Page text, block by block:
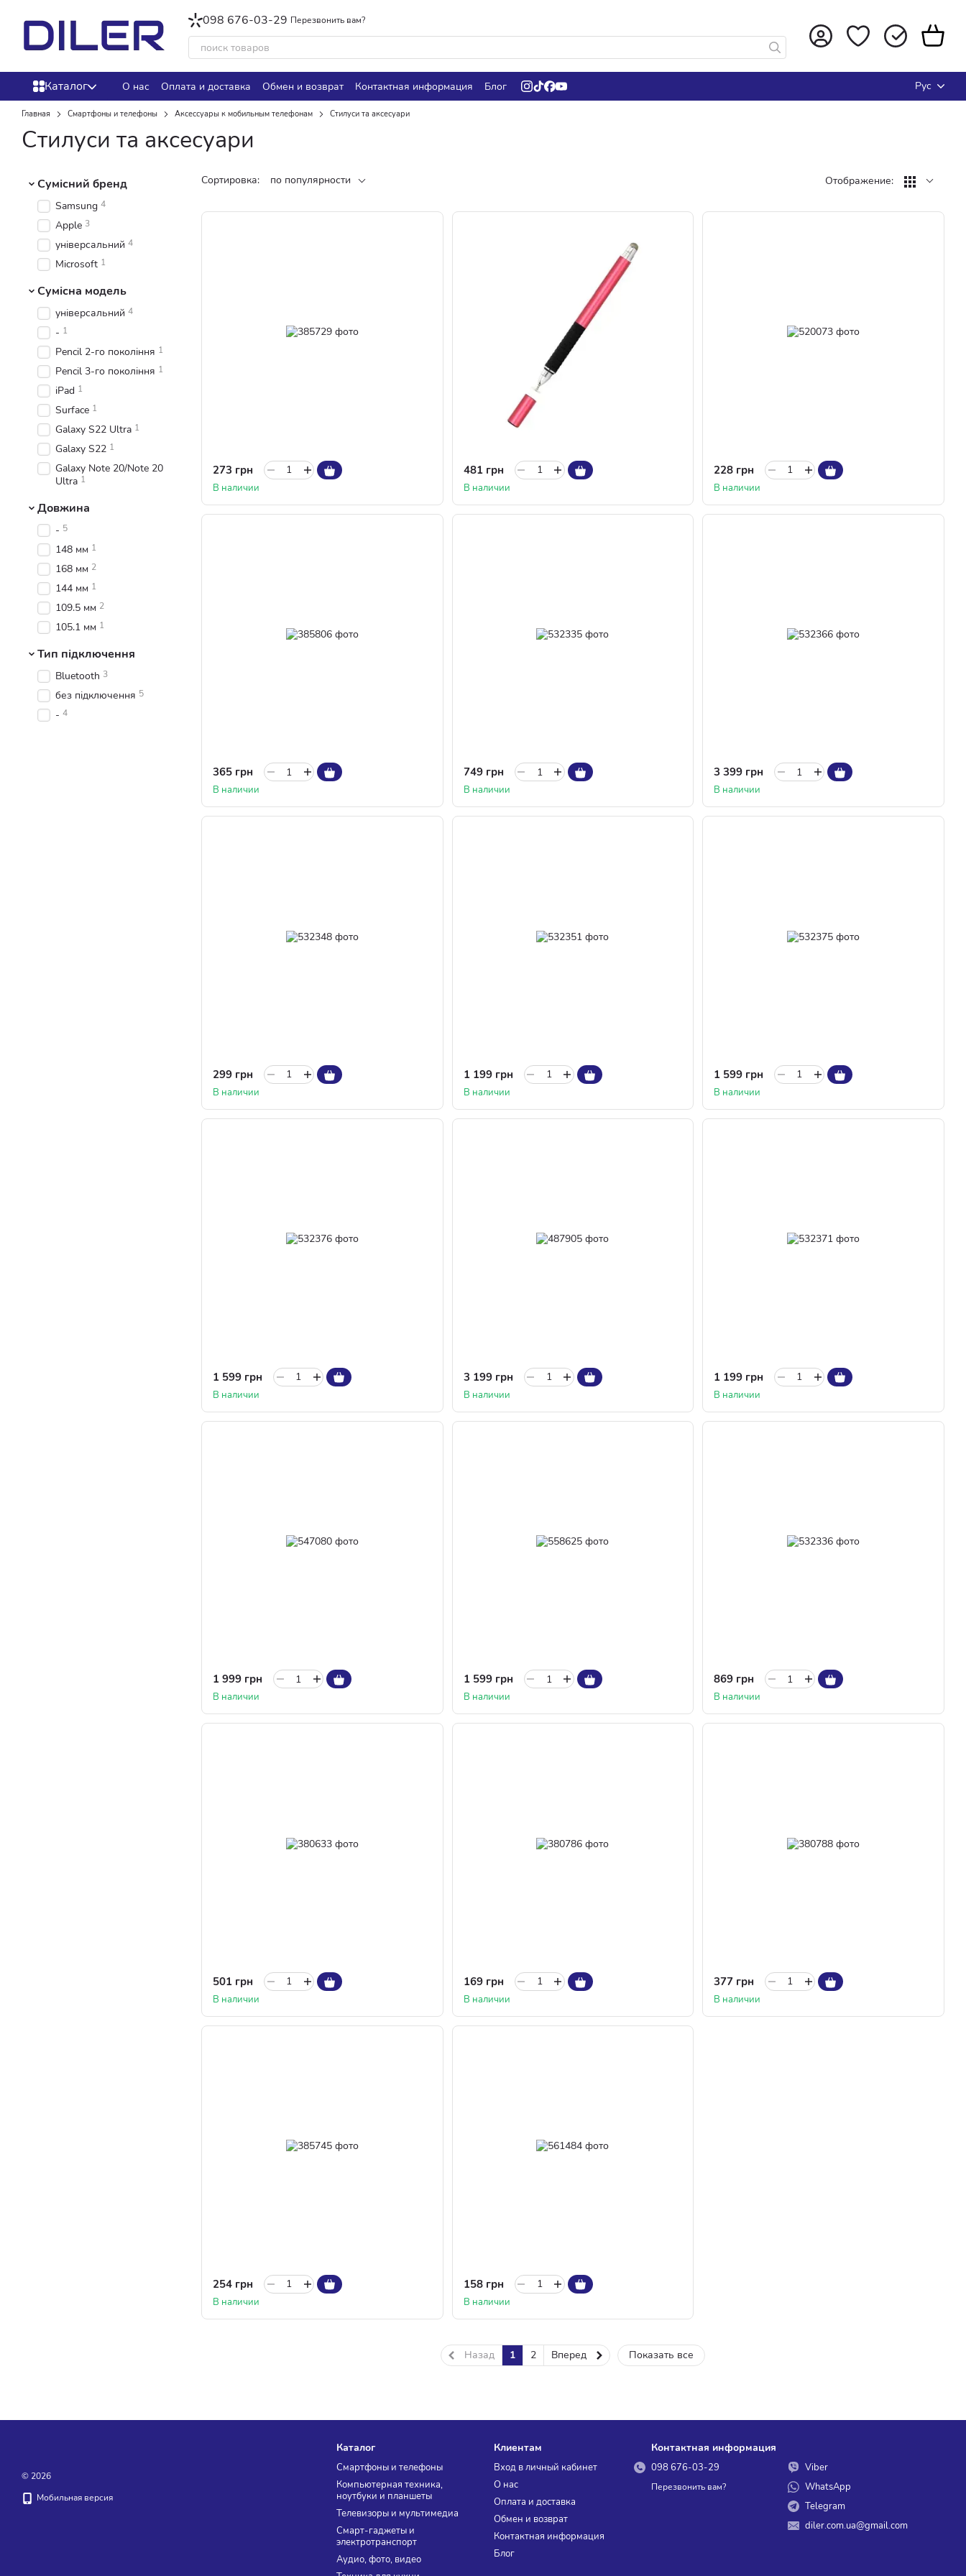
098 676-03-29 Перезвонить вам?
Каталог О нас Оплата и доставка Обмен и возврат Контактная информация Блог Рус
Главная Смартфоны и телефоны Аксессуары к мобильным телефонам Стилуси та аксесуари
Стилуси та аксесуари
Сортировка: по популярности Отображение:
273 грн
В наличии
481 грн
В наличии
228 грн
В наличии
365 грн
В наличии
749 грн
В наличии
3 399 грн
В наличии
299 грн
В наличии
1 199 грн
В наличии
1 599 грн
В наличии
1 599 грн
В наличии
3 199 грн
В наличии
1 199 грн
В наличии
1 999 грн
В наличии
1 599 грн
В наличии
869 грн
В наличии
501 грн
В наличии
169 грн
В наличии
377 грн
В наличии
254 грн
В наличии
158 грн
В наличии
Назад 1 2 Вперед Показать все
Сумісний бренд
Samsung 4
Apple 3
універсальний 4
Microsoft 1
Сумісна модель
універсальний 4
- 1
Pencil 2-го покоління 1
Pencil 3-го покоління 1
iPad 1
Surface 1
Galaxy S22 Ultra 1
Galaxy S22 1
Galaxy Note 20/Note 20
Ultra 1
Довжина
- 5
148 мм 1
168 мм 2
144 мм 1
109.5 мм 2
105.1 мм 1
Тип підключення
Bluetooth 3
без підключення 5
- 4
© 2026
Мобильная версия
Каталог
Смартфоны и телефоны
Компьютерная техника,
ноутбуки и планшеты
Телевизоры и мультимедиа
Смарт-гаджеты и
электротранспорт
Аудио, фото, видео
Клиентам
Вход в личный кабинет
О нас
Оплата и доставка
Обмен и возврат
Контактная информация
Блог
Контактная информация
098 676-03-29
Перезвонить вам?
Viber
WhatsApp
Telegram
diler.com.ua@gmail.com